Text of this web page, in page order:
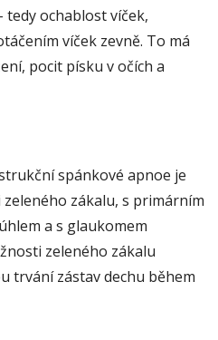
tedy ochablost víček,
víček zevně. To má
pocit písku v očích a
spánkové apnoe je
zákalu, s primárním
a s glaukomem
zeleného zákalu
trvání zástav dechu během